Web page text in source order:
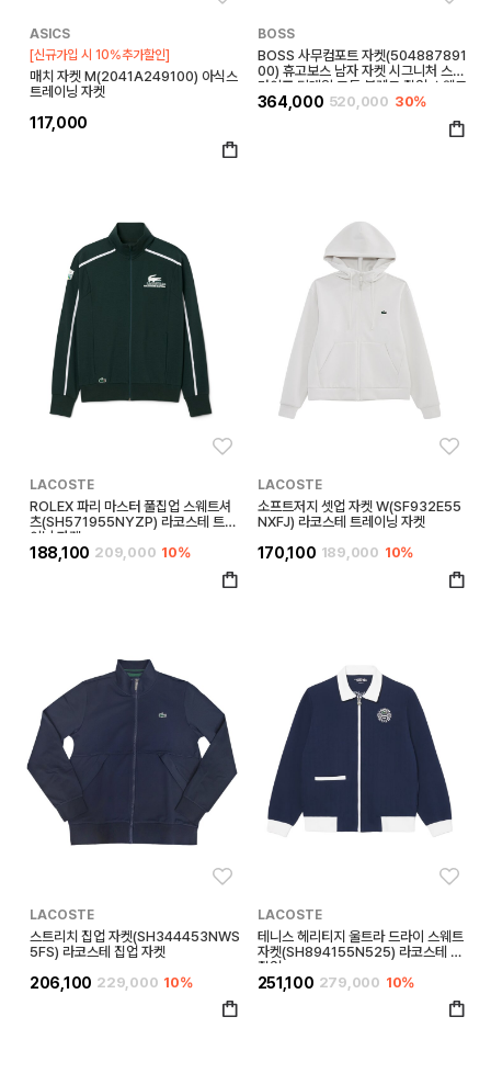
ASICS
[신규가입 시 10%추가할인]
매치 자켓 M(2041A249100) 아식스
트레이닝 자켓
117,000
BOSS
BOSS 사무컴포트 자켓(504887891
00) 휴고보스 남자 자켓 시그니처 스트
라이프 디테일 코튼 블렌드 집업 스웨트
셔츠
364,000 520,000 30%
LACOSTE
ROLEX 파리 마스터 풀집업 스웨트셔
츠(SH571955NYZP) 라코스테 트레
이닝 자켓
188,100 209,000 10%
LACOSTE
소프트저지 셋업 자켓 W(SF932E55
NXFJ) 라코스테 트레이닝 자켓
170,100 189,000 10%
LACOSTE
스트리치 집업 자켓(SH344453NWS
5FS) 라코스테 집업 자켓
206,100 229,000 10%
LACOSTE
테니스 헤리티지 울트라 드라이 스웨트
자켓(SH894155N525) 라코스테 풀
집업
251,100 279,000 10%